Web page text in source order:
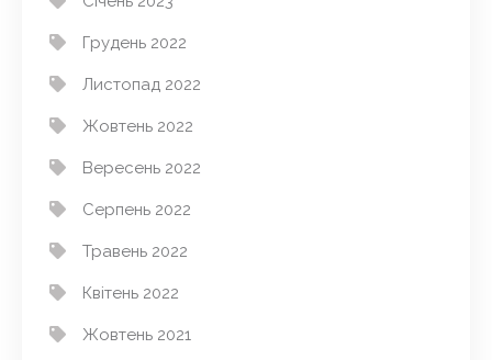
Грудень 2022
Листопад 2022
Жовтень 2022
Вересень 2022
Серпень 2022
Травень 2022
Квітень 2022
Жовтень 2021